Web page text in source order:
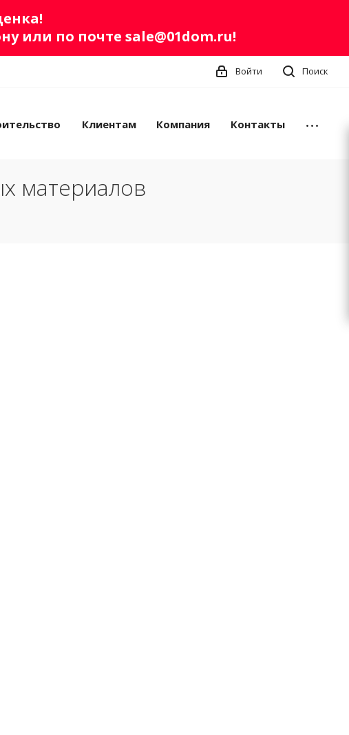
или по почте sale@01dom.ru!
Поиск
Войти
Клиентам Компания Контакты
материалов